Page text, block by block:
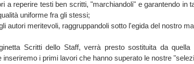
a reperire testi ben scritti, "marchiandoli" e garantendo in
uniforme fra gli stessi;
autori meritevoli, raggruppandoli sotto l'egida del nostro
Scritti dello Staff, verrà presto sostituita da quella
inseriremo i primi lavori che hanno superato le nostre